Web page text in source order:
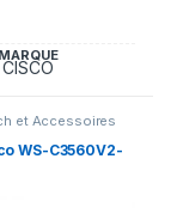
MARQUE
CISCO
et Accessoires
WS-C3560V2-